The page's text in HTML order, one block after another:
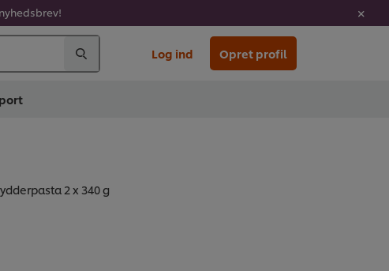
Log ind Opret profil
2 x 340 g